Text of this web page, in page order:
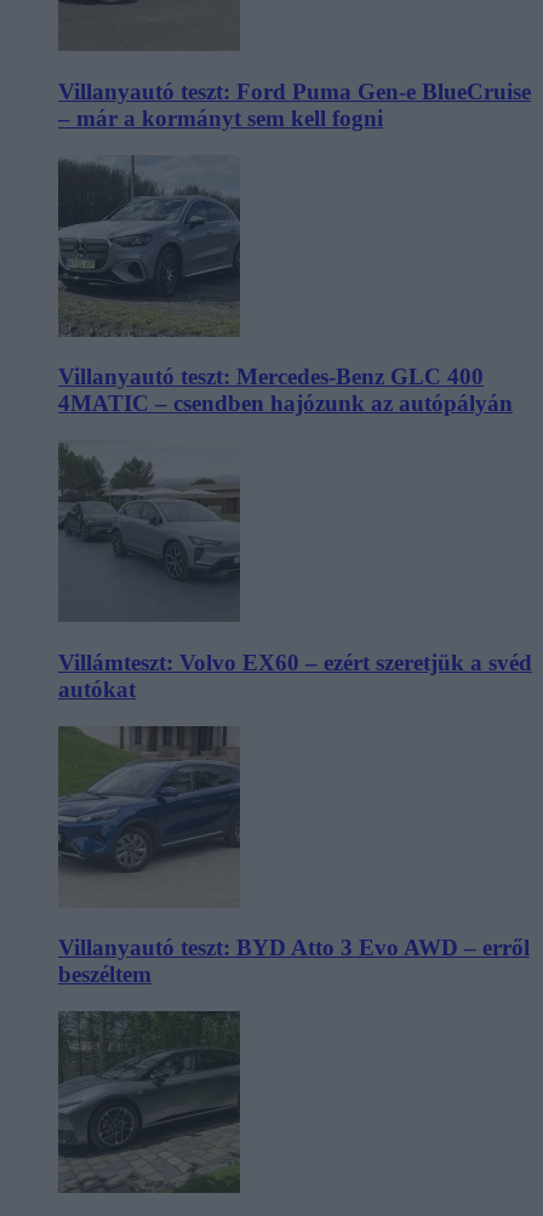
Villanyautó teszt: Ford Puma Gen-e BlueCruise
– már a kormányt sem kell fogni
Villanyautó teszt: Mercedes-Benz GLC 400
4MATIC – csendben hajózunk az autópályán
Villámteszt: Volvo EX60 – ezért szeretjük a svéd
autókat
Villanyautó teszt: BYD Atto 3 Evo AWD – erről
beszéltem